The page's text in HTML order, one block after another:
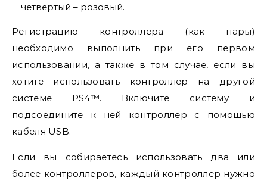
четвертый – розовый.
Регистрацию контроллера (как пары)
необходимо выполнить при его первом
использовании, а также в том случае, если вы
хотите использовать контроллер на другой
системе PS4™. Включите систему и
подсоедините к ней контроллер с помощью
кабеля USB.
Если вы собираетесь использовать два или
более контроллеров, каждый контроллер нужно